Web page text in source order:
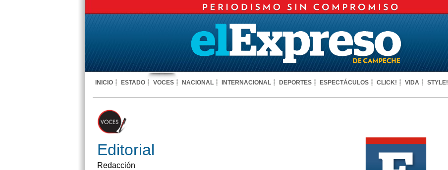
INICIO ESTADO VOCES NACIONAL INTERNACIONAL DEPORTES ESPECTÁCULOS CLICK! VIDA STYLE!
Editorial
Redacción